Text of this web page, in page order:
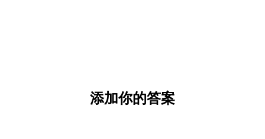
添加你的答案